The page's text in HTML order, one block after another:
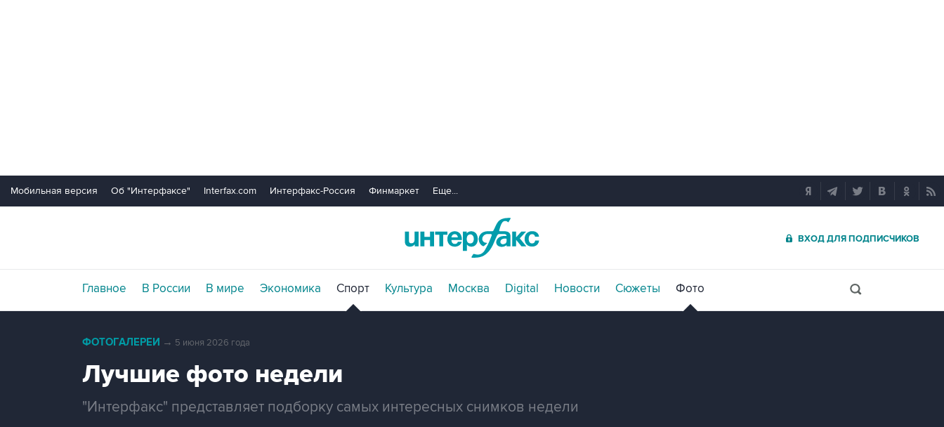
Мобильная версия Об "Интерфаксе" Interfax.com Интерфакс-Россия Финмаркет Еще...
ВХОД ДЛЯ ПОДПИСЧИКОВ
Главное В России В мире Экономика Спорт Культура Москва Digital Новости Сюжеты Фото
ФОТОГАЛЕРЕИ → 5 июня 2026 года
Лучшие фото недели
"Интерфакс" представляет подборку самых интересных снимков недели